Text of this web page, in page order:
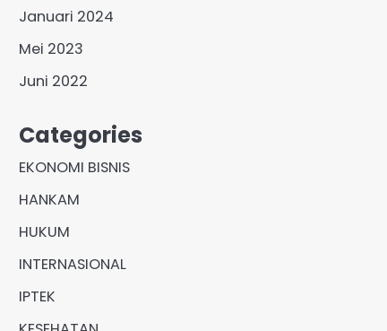
Januari 2024
Mei 2023
Juni 2022
Categories
EKONOMI BISNIS
HANKAM
HUKUM
INTERNASIONAL
IPTEK